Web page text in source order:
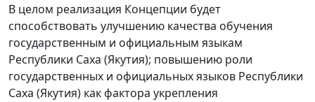
В целом реализация Концепции будет
способствовать улучшению качества обучения
государственным и официальным языкам
Республики Саха (Якутия); повышению роли
государственных и официальных языков Республики
Саха (Якутия) как фактора укрепления